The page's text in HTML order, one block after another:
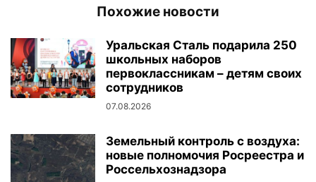
Похожие новости
Уральская Сталь подарила 250
школьных наборов
первоклассникам – детям своих
сотрудников
07.08.2026
Земельный контроль с воздуха:
новые полномочия Росреестра и
Россельхознадзора